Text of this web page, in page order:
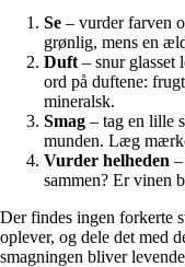
Se – vurder farven
grønlig, mens en
Duft – snur glasset
ord på duftene:
mineralsk.
Smag – tag en lille
munden. Læg
Vurder helheden
sammen? Er vinen
Der findes ingen forkerte
oplever, og dele det med
smagningen bliver